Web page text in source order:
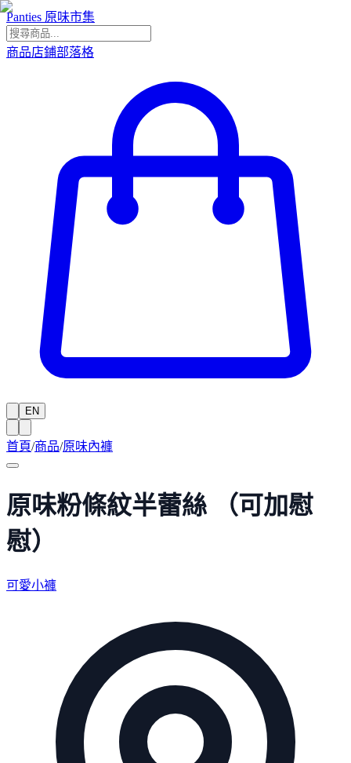
Panties 原味市集
商品店鋪部落格
EN
首頁/商品/原味內褲
原味粉條紋半蕾絲 （可加慰
慰）
可愛小褲